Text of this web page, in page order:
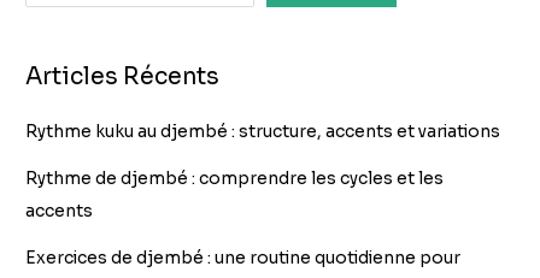
Articles Récents
Rythme kuku au djembé : structure, accents et variations
Rythme de djembé : comprendre les cycles et les
accents
Exercices de djembé : une routine quotidienne pour